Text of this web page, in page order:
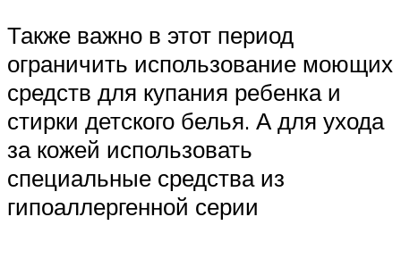
Также важно в этот период
ограничить использование моющих
средств для купания ребенка и
стирки детского белья. А для ухода
за кожей использовать
специальные средства из
гипоаллергенной серии